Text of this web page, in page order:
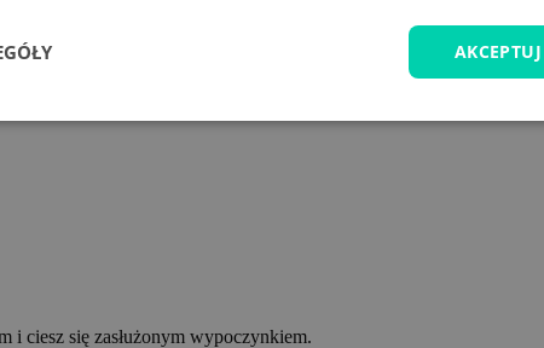
i ciesz się zasłużonym wypoczynkiem.